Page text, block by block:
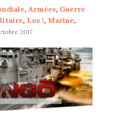
, Armées, Guerre
, Los !, Marine,
2017